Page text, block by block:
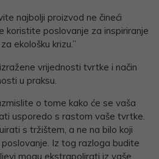
najbolji proizvod ne čineći
koristite poslovanje za inspiriranje
ekološku krizu.”
vrijednosti tvrtke i način
u praksu.
o tome kako će se vaša
usporedo s rastom vaše tvrtke.
s tržištem, a ne na bilo koji
Iz tog razloga budite
mogu ekstrapolirati iz vaše